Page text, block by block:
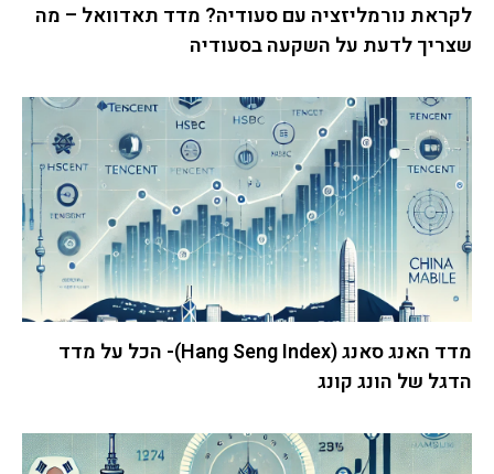
לקראת נורמליזציה עם סעודיה? מדד תאדוואל – מה
שצריך לדעת על השקעה בסעודיה
מדד האנג סאנג (Hang Seng Index)- הכל על מדד
הדגל של הונג קונג